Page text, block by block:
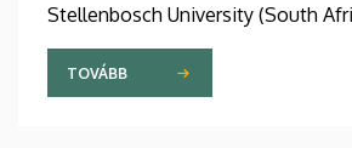
Stellenbosch University (South
2025 novemberében avatta
Debreceni Egyetem.
TOVÁBB